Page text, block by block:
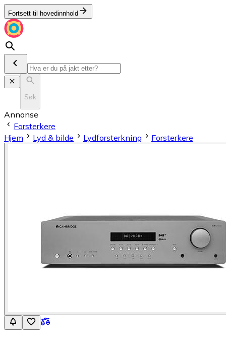
Fortsett til hovedinnhold
Søk
Annonse
Forsterkere
Hjem
Lyd & bilde Lydforsterkning Forsterkere